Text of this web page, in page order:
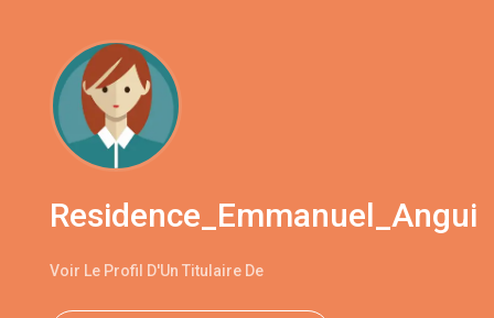
Residence_Emmanuel_Angui
Voir Le Profil D'Un Titulaire De